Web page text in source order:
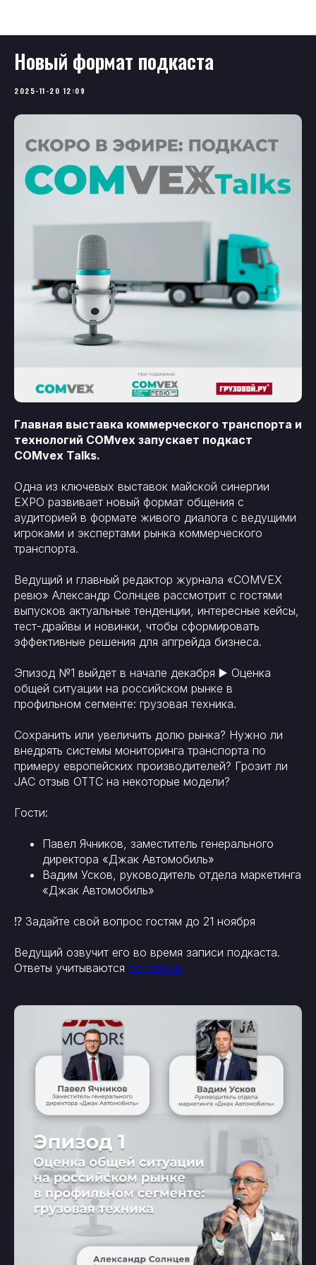
Новый формат подкаста
2025-11-20 12:09
Главная выставка коммерческого транспорта и
технологий COMvex запускает подкаст
COMvex Talks.
Одна из ключевых выставок майской синергии
EXPO развивает новый формат общения с
аудиторией в формате живого диалога с ведущими
игроками и экспертами рынка коммерческого
транспорта.
Ведущий и главный редактор журнала «COMVEX
ревю» Александр Солнцев рассмотрит с гостями
выпусков актуальные тенденции, интересные кейсы,
тест-драйвы и новинки, чтобы сформировать
эффективные решения для апгрейда бизнеса.
Эпизод №1 выйдет в начале декабря ▶️ Оценка
общей ситуации на российском рынке в
профильном сегменте: грузовая техника.
Сохранить или увеличить долю рынка? Нужно ли
внедрять системы мониторинга транспорта по
примеру европейских производителей? Грозит ли
JAC отзыв ОТТС на некоторые модели?
Гости:
Павел Ячников, заместитель генерального
директора «Джак Автомобиль»
Вадим Усков, руководитель отдела маркетинга
«Джак Автомобиль»
⁉️ Задайте свой вопрос гостям до 21 ноября
Ведущий озвучит его во время записи подкаста.
Ответы учитываются по форме.